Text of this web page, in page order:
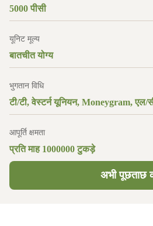
5000 पीसी
यूनिट मूल्य
बातचीत योग्य
भुगतान विधि
टी/टी, वेस्टर्न यूनियन, Moneygram, एल/
आपूर्ति क्षमता
प्रति माह 1000000 टुकड़े
अभी पूछताछ